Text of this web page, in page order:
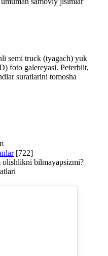
semi truck (tyagach) yuk
foto galereyasi. Peterbilt,
suratlarini tomosha
[722]
olishlikni bilmayapsizmi?